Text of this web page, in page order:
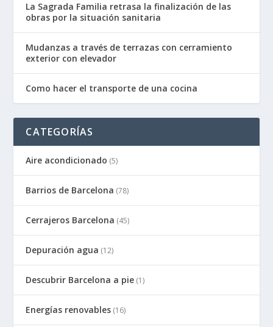
La Sagrada Familia retrasa la finalización de las
obras por la situación sanitaria
Mudanzas a través de terrazas con cerramiento
exterior con elevador
Como hacer el transporte de una cocina
CATEGORÍAS
Aire acondicionado (5)
Barrios de Barcelona (78)
Cerrajeros Barcelona (45)
Depuración agua (12)
Descubrir Barcelona a pie (1)
Energías renovables (16)